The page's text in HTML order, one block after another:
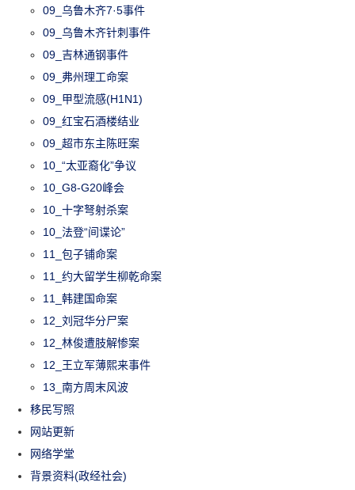
09_乌鲁木齐7·5事件
09_乌鲁木齐针刺事件
09_吉林通钢事件
09_弗州理工命案
09_甲型流感(H1N1)
09_红宝石酒楼结业
09_超市东主陈旺案
10_“太亚裔化”争议
10_G8-G20峰会
10_十字弩射杀案
10_法登“间谍论”
11_包子铺命案
11_约大留学生柳乾命案
11_韩建国命案
12_刘冠华分尸案
12_林俊遭肢解惨案
12_王立军薄熙来事件
13_南方周末风波
移民写照
网站更新
网络学堂
背景资料(政经社会)